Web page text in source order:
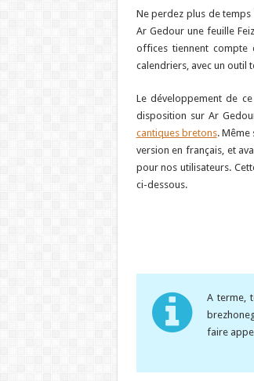
Ne perdez plus de
Ar Gedour une feuille
offices tiennent
calendriers, avec un outil
Le développement de
disposition sur Ar
cantiques bretons. Même
version en français, et
pour nos utilisateurs.
ci-dessous.
A terme,
faire